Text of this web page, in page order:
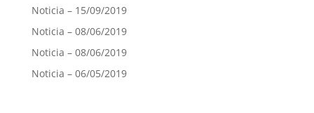
Noticia – 15/09/2019
Noticia – 08/06/2019
Noticia – 08/06/2019
Noticia – 06/05/2019